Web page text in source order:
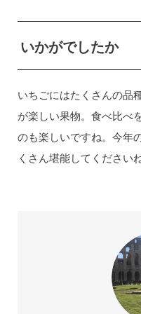
いかがでしたか
いちごにはたくさんの品
が楽しい果物。食べ比べ
のも楽しいですね。今年
くさん堪能してくださいね